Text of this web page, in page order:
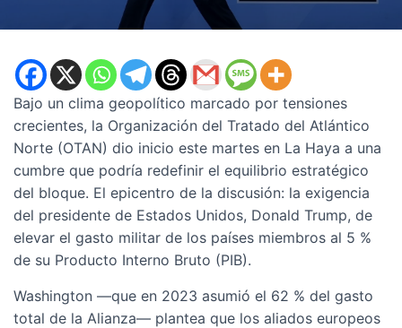
Bajo un clima geopolítico marcado por tensiones
crecientes, la Organización del Tratado del Atlántico
Norte (OTAN) dio inicio este martes en La Haya a una
cumbre que podría redefinir el equilibrio estratégico
del bloque. El epicentro de la discusión: la exigencia
del presidente de Estados Unidos, Donald Trump, de
elevar el gasto militar de los países miembros al 5 %
de su Producto Interno Bruto (PIB).
Washington —que en 2023 asumió el 62 % del gasto
total de la Alianza— plantea que los aliados europeos